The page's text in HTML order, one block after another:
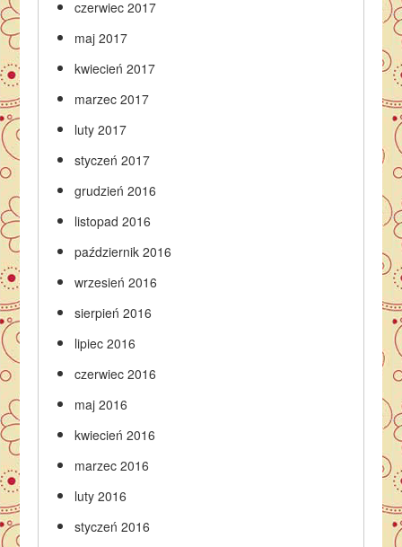
czerwiec 2017
maj 2017
kwiecień 2017
marzec 2017
luty 2017
styczeń 2017
grudzień 2016
listopad 2016
październik 2016
wrzesień 2016
sierpień 2016
lipiec 2016
czerwiec 2016
maj 2016
kwiecień 2016
marzec 2016
luty 2016
styczeń 2016